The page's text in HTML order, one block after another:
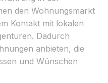
den Wohnungsmarkt
Kontakt mit lokalen
Dadurch
anbieten, die
und Wünschen